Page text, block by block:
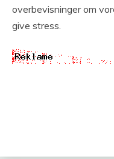
overbevisninger om
give stress.